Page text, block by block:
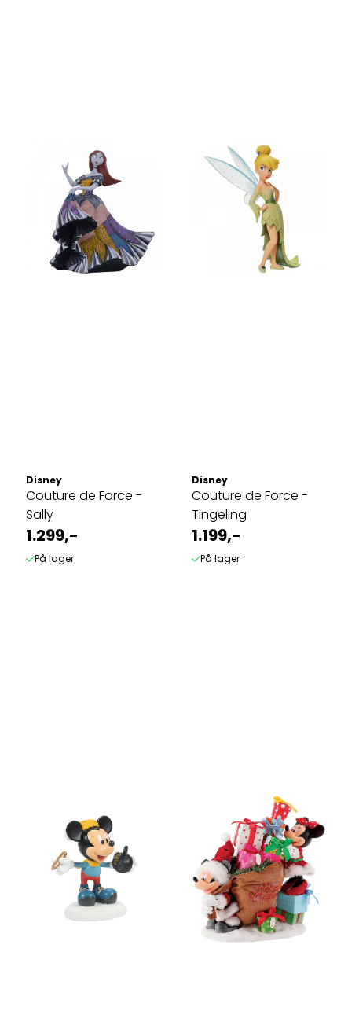
Disney
Couture de Force -
Sally
1.299,-
På lager
Disney
Couture de Force -
Tingeling
1.199,-
På lager